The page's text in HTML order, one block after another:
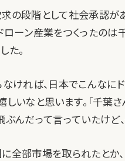
の段階として社会承認が
ーン産業をつくったのは
た。
なければ、日本でこんな
しいなと思います。「千葉
んだって言っていたけど、
全部市場を取られたとか